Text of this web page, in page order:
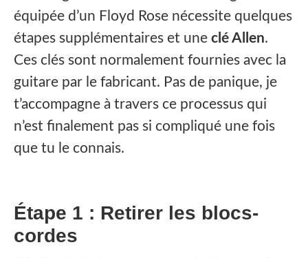
équipée d’un Floyd Rose nécessite quelques
étapes supplémentaires et une clé Allen.
Ces clés sont normalement fournies avec la
guitare par le fabricant. Pas de panique, je
t’accompagne à travers ce processus qui
n’est finalement pas si compliqué une fois
que tu le connais.
Étape 1 : Retirer les blocs-
cordes